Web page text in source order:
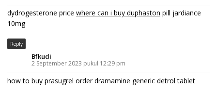
dydrogesterone price where can i buy duphaston pill jardiance
10mg
Reply
Bfkudi
2 September 2023 pukul 12:29 pm
how to buy prasugrel order dramamine generic detrol tablet